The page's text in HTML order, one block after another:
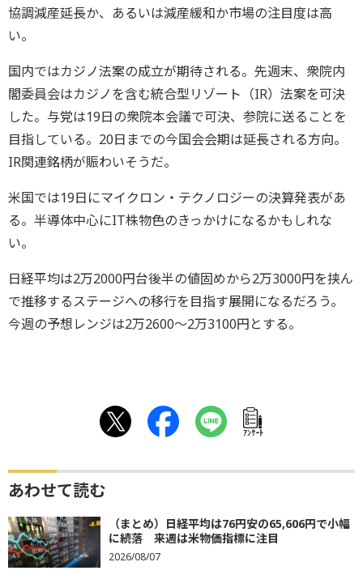
協調減産延長か、あるいは減産緩和か市場の注目度は高
い。
国内ではカジノ法案の成立が期待される。先週末、衆院内
閣委員会はカジノを含む統合型リゾート（IR）法案を可決
した。与党は19日の衆院本会議で可決、参院に送ることを
目指している。20日までの今国会会期は延長される方向。
IR関連銘柄が賑わいそうだ。
米国では19日にマイクロン・テクノロジーの決算発表があ
る。半導体中心にIT株物色のきっかけになるかもしれな
い。
日経平均は2万2000円台後半の値固めから2万3000円を挟ん
で推移するステージへの移行を目指す展開になるだろう。
今週の予想レンジは2万2600～2万3100円とする。
ｱﾝｹｰﾄ
あわせて読む
（まとめ）日経平均は76円安の65,606円で小幅
に続落 来週は米物価指標に注目
2026/08/07